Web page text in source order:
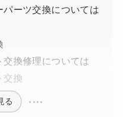
ーツ交換については
交換修理については
交換
る